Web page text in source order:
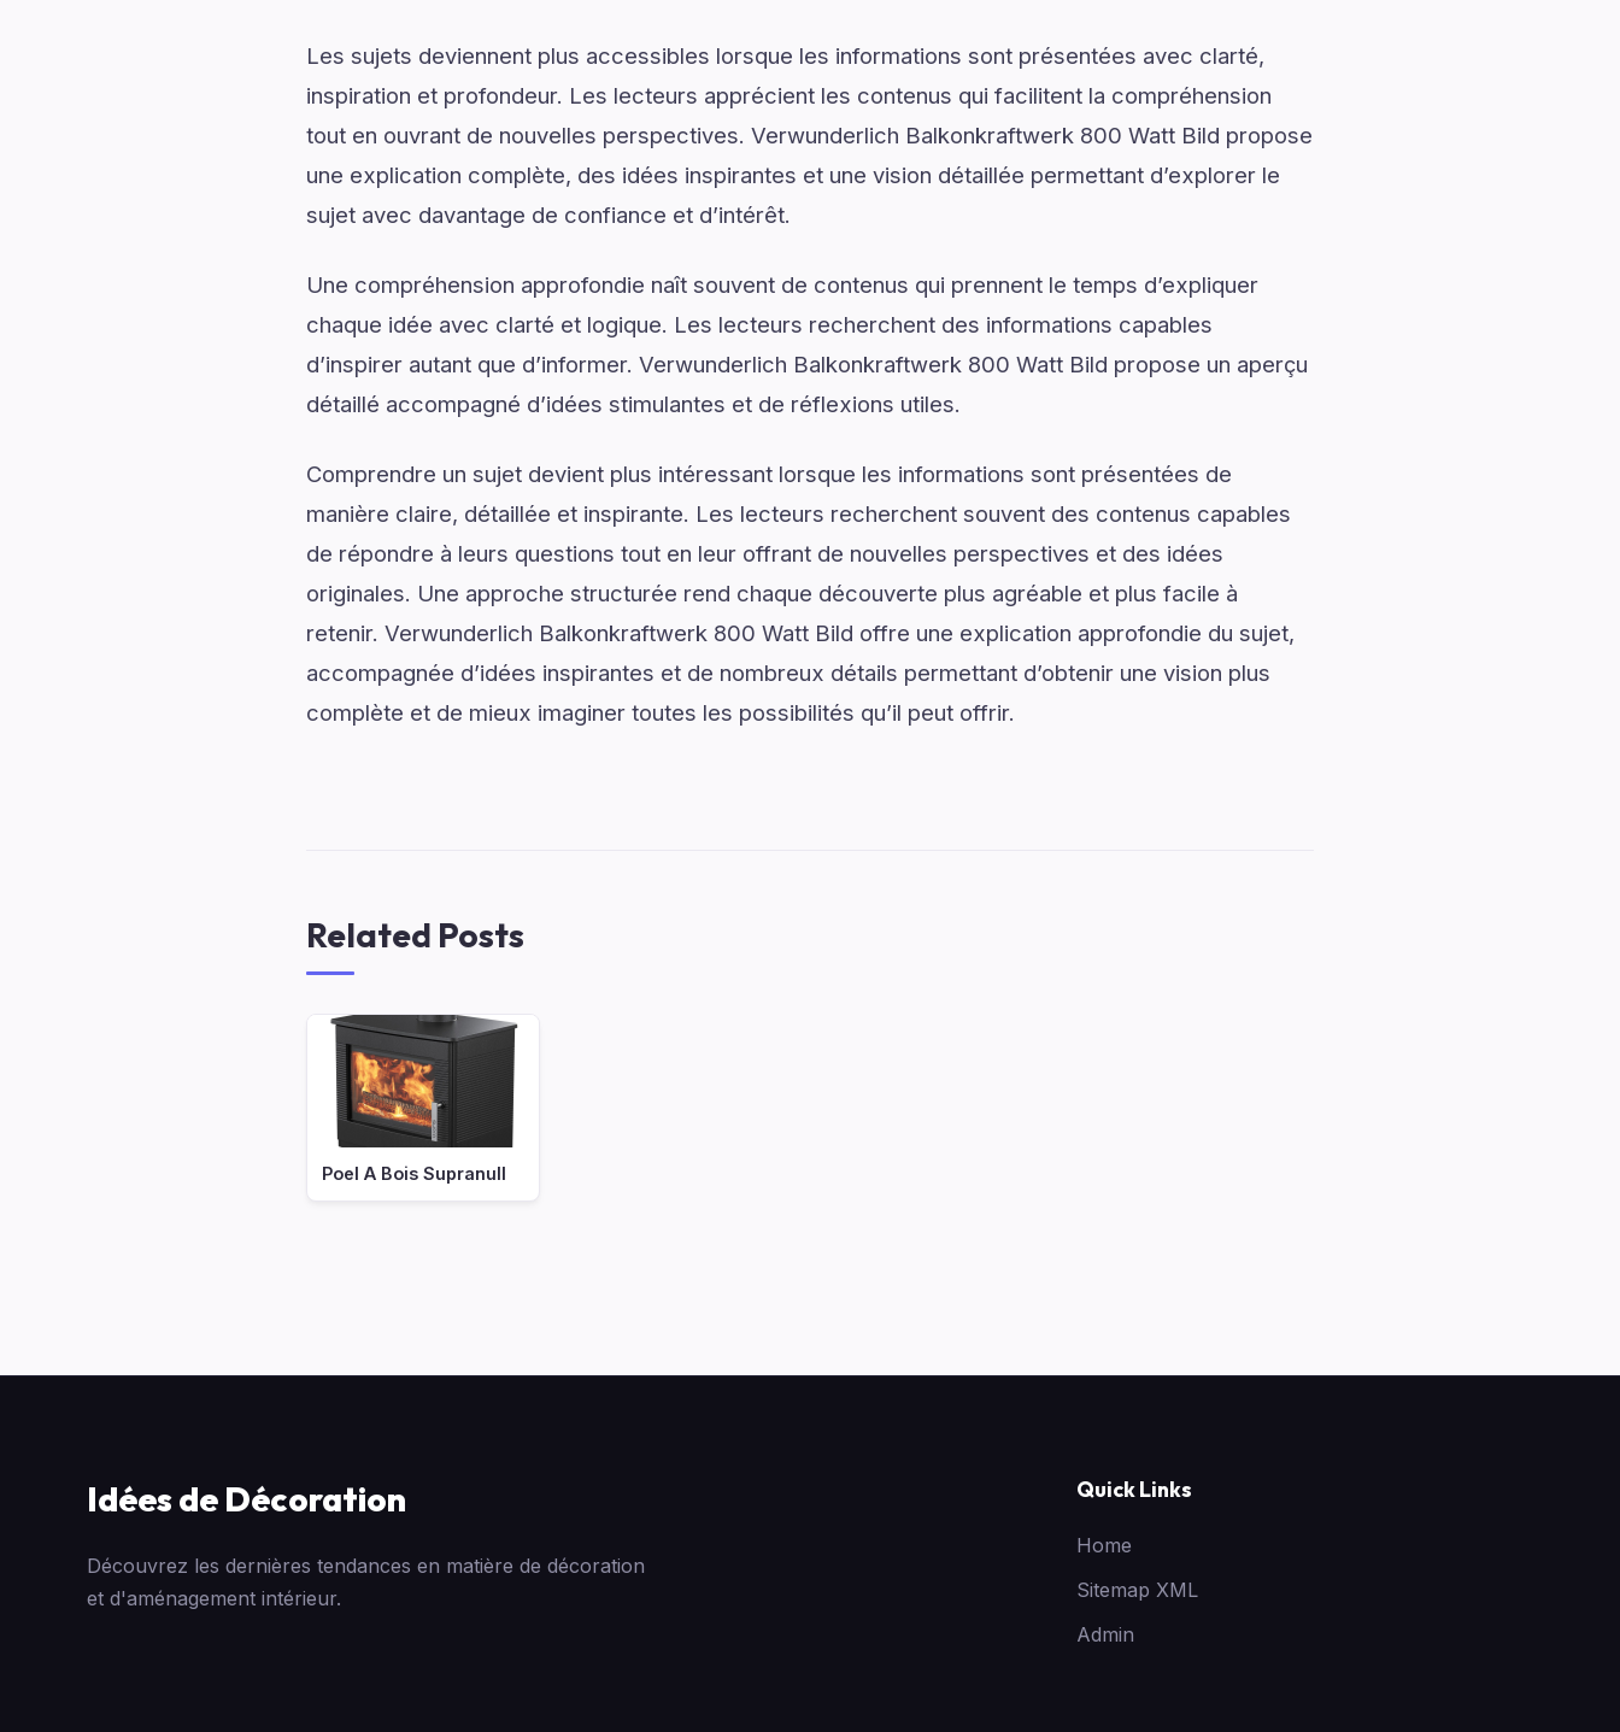
Les sujets deviennent plus accessibles lorsque les informations sont présentées avec clarté,
inspiration et profondeur. Les lecteurs apprécient les contenus qui facilitent la compréhension
tout en ouvrant de nouvelles perspectives. Verwunderlich Balkonkraftwerk 800 Watt Bild propose
une explication complète, des idées inspirantes et une vision détaillée permettant d’explorer le
sujet avec davantage de confiance et d’intérêt.
Une compréhension approfondie naît souvent de contenus qui prennent le temps d’expliquer
chaque idée avec clarté et logique. Les lecteurs recherchent des informations capables
d’inspirer autant que d’informer. Verwunderlich Balkonkraftwerk 800 Watt Bild propose un aperçu
détaillé accompagné d’idées stimulantes et de réflexions utiles.
Comprendre un sujet devient plus intéressant lorsque les informations sont présentées de
manière claire, détaillée et inspirante. Les lecteurs recherchent souvent des contenus capables
de répondre à leurs questions tout en leur offrant de nouvelles perspectives et des idées
originales. Une approche structurée rend chaque découverte plus agréable et plus facile à
retenir. Verwunderlich Balkonkraftwerk 800 Watt Bild offre une explication approfondie du sujet,
accompagnée d’idées inspirantes et de nombreux détails permettant d’obtenir une vision plus
complète et de mieux imaginer toutes les possibilités qu’il peut offrir.
Related Posts
Poel A Bois Supranull
Idées de Décoration
Découvrez les dernières tendances en matière de décoration
et d'aménagement intérieur.
Quick Links
Home
Sitemap XML
Admin